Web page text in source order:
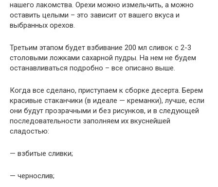
нашего лакомства. Орехи можно измельчить, а можно
оставить целыми – это зависит от вашего вкуса и
выбранных орехов.
Третьим этапом будет взбивание 200 мл сливок с 2-3
столовыми ложками сахарной пудры. На нем не будем
останавливаться подробно – все описано выше.
Когда все сделано, приступаем к сборке десерта. Берем
красивые стаканчики (в идеале — креманки), лучше, если
они будут прозрачными и без рисунков, и в следующей
последовательности заполняем их вкуснейшей
сладостью:
— взбитые сливки;
— чернослив;